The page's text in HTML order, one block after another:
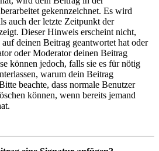
gekennzeichnet. Es wird
auch der letzte Zeitpunkt der
Dieser Hinweis erscheint nicht,
deinen Beitrag geantwortet hat oder
oder Moderator deinen Beitrag
können jedoch, falls sie es für nötig
warum dein Beitrag
beachte, dass normale Benutzer
können, wenn bereits jemand